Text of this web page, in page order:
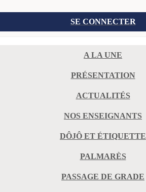
SE CONNECTER
A LA UNE
PRÉSENTATION
ACTUALITÉS
NOS ENSEIGNANTS
DÔJÔ ET ÉTIQUETTE
PALMARÈS
PASSAGE DE GRADE